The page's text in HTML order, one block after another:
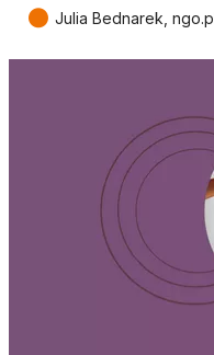
● Julia Bednarek,